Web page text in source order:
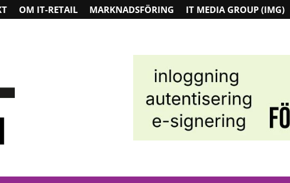
OM IT-RETAIL MARKNADSFÖRING IT MEDIA GROUP (IMG)